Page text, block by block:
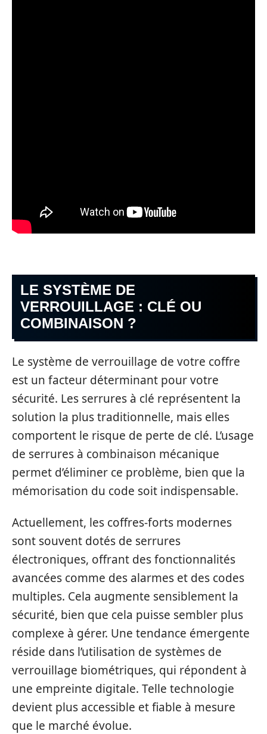
LE SYSTÈME DE
VERROUILLAGE : CLÉ OU
COMBINAISON ?
Le système de verrouillage de votre coffre
est un facteur déterminant pour votre
sécurité. Les serrures à clé représentent la
solution la plus traditionnelle, mais elles
comportent le risque de perte de clé. L’usage
de serrures à combinaison mécanique
permet d’éliminer ce problème, bien que la
mémorisation du code soit indispensable.
Actuellement, les coffres-forts modernes
sont souvent dotés de serrures
électroniques, offrant des fonctionnalités
avancées comme des alarmes et des codes
multiples. Cela augmente sensiblement la
sécurité, bien que cela puisse sembler plus
complexe à gérer. Une tendance émergente
réside dans l’utilisation de systèmes de
verrouillage biométriques, qui répondent à
une empreinte digitale. Telle technologie
devient plus accessible et fiable à mesure
que le marché évolue.